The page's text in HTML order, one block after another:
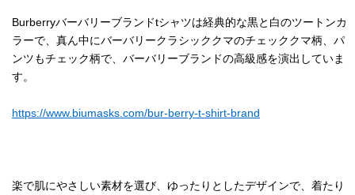
Burberryバーバリーブランドtシャツは経典的な黒と白のツートンカ
ラーで、真ん中にバーバリークラシッククマのチェッククマ柄、パ
ンツもチェック柄で、バーバリーブランドの高級感を演出していま
す。
https://www.biumasks.com/bur-berry-t-shirt-brand
楽で肌にやさしい素材を選び、ゆったりとしたデザインで、着たり